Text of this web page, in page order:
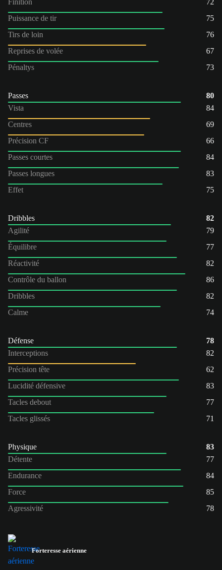
Puissance de tir
75
Tirs de loin
76
Reprises de volée
67
Pénaltys
73
Passes
80
Vista
84
Centres
69
Précision CF
66
Passes courtes
84
Passes longues
83
Effet
75
Dribbles
82
Agilité
79
Équilibre
77
Réactivité
82
Contrôle du ballon
86
Dribbles
82
Calme
74
Défense
78
Interceptions
82
Précision tête
62
Lucidité défensive
83
Tacles debout
77
Tacles glissés
71
Physique
83
Détente
77
Endurance
84
Force
85
Agressivité
78
Forteresse aérienne